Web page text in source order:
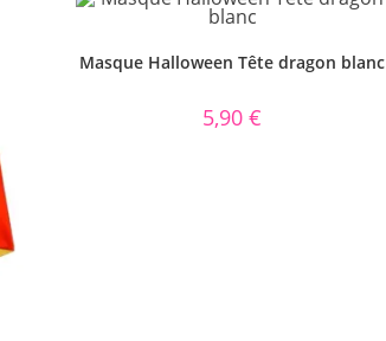
Masque Halloween Tête dragon blanc
5,90€